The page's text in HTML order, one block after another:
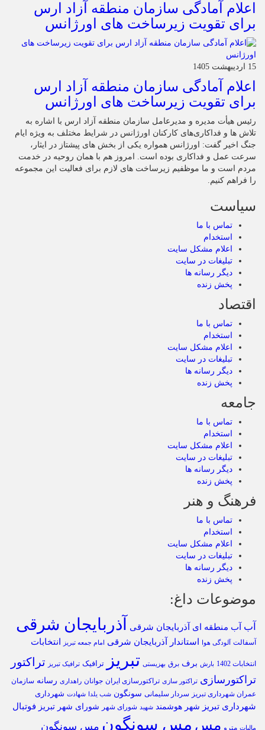
اعلام آمادگی سازمان منطقه آزاد ارس
برای تقویت زیرساخت‌ های اورژانس
15 اردیبهشت 1405
اعلام آمادگی سازمان منطقه آزاد ارس
برای تقویت زیرساخت‌ های اورژانس
رئیس هیأت‌ مدیره و مدیرعامل سازمان منطقه آزاد ارس با اشاره به
تلاش‌ ها و فداکاری‌های کارکنان اورژانس در شرایط مختلف به‌ ویژه ایام
جنگ اخیر گفت: اورژانس همواره یکی از بخش‌ های پیشتاز در ایثار،
سرعت‌ عمل و فداکاری بوده است. امروز هم با همان روحیه در خدمت
مردم است و ما موظفیم زیرساخت‌ های لازم برای فعالیت این مجموعه
را فراهم کنیم.
سیاست
تماس با ما
استخدام
اعلام مشکل سایت
تبلیغات در سایت
دیگر رسانه ها
پخش زنده
اقتصاد
تماس با ما
استخدام
اعلام مشکل سایت
تبلیغات در سایت
دیگر رسانه ها
پخش زنده
جامعه
تماس با ما
استخدام
اعلام مشکل سایت
تبلیغات در سایت
دیگر رسانه ها
پخش زنده
فرهنگ و هنر
تماس با ما
استخدام
اعلام مشکل سایت
تبلیغات در سایت
دیگر رسانه ها
پخش زنده
موضوعات داغ:
آب آب منطقه ای آذربایجان شرقی آذربایجان شرقی
آسفالت آلودگی هوا استاندار آذربایجان شرقی امام جمعه تبریز انتخابات
انتخابات 1402 بارش برف برق بهزیستی تبریز ترافیک ترافیک تبریز تراکتور
تراکتورسازی تراکتور سازی تراکتورسازی ایران جوانان راهداری رسانه سازمان
عمران شهرداری تبریز سردار سلیمانی سونگون شب یلدا شهادت شهرداری
شهرداری تبریز شهر هوشمند شهید شورای شهر شورای شهر تبریز فوتبال
مالیات مترو مس مس سونگون مس سونگون